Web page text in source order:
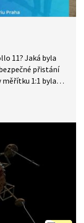
11? Jaká byla
přistání
měřítku 1:1 byla
seznámí
z Měsíce, jaké
použito. Uvnitř
jak se astronauti
počítač
z Měsíce jim
je součástí série,
člověka